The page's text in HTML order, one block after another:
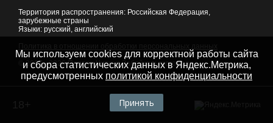
Территория распространения: Российская Федерация,
зарубежные страны
Языки: русский, английский
© 2007 - 2026Портал Читы и Забайкальского края
Мы используем cookies для корректной работы сайта
и сбора статистических данных в Яндекс.Метрика,
предусмотренных политикой конфиденциальности
Принять